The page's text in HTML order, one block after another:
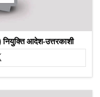
नियुक्ति आदेश-उत्तरकाशी